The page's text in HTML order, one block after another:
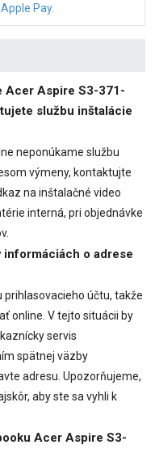
Pay.
Acer Aspire S3-371-
službu inštalácie
neponúkame službu
výmeny, kontaktujte
na inštalačné video
interná, pri objednávke
informáciách o adrese
účtu, takže
online. V tejto situácii by
servis
spätnej väzby
adresu. Upozorňujeme,
aby ste sa vyhli k
Acer Aspire S3-